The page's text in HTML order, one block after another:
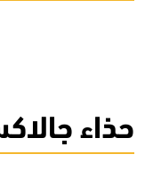
حذاء جالاكسي 3